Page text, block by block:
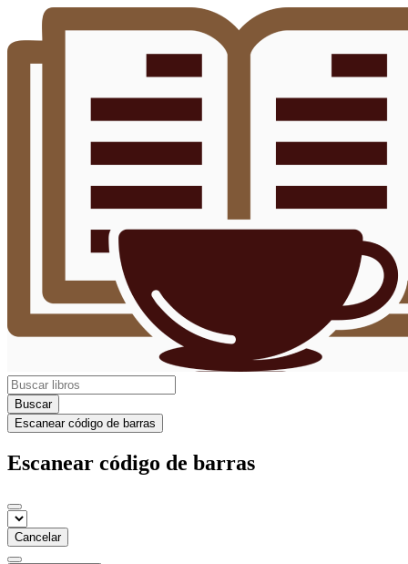
Buscar
Escanear código de barras
Escanear código de barras
Cancelar